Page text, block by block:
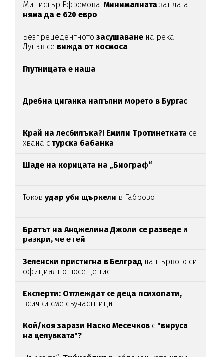
Министър Ефремова:Минималната заплата
няма да е 620 евро
Безпрецедентнотозасушаване на река
Дунав се вижда от космоса
Глутницата е наша
Дребна циганка напълни морето в Бургас
Край на лесбилъка?! Емили Тротинетката се
хвана с турска бабанка
Шаде на корицата на „Биограф“
Токовудар уби щъркели в Габрово
Братът на Анджелина Джоли се разведе и
разкри, че е гей
Зеленски пристигна в Белград на първото си
официално посещение
Експерти: Отглеждат се деца психопати,
всички сме съучастници
Кой/коя зарази Наско Месечков с "вируса
на целувката"?